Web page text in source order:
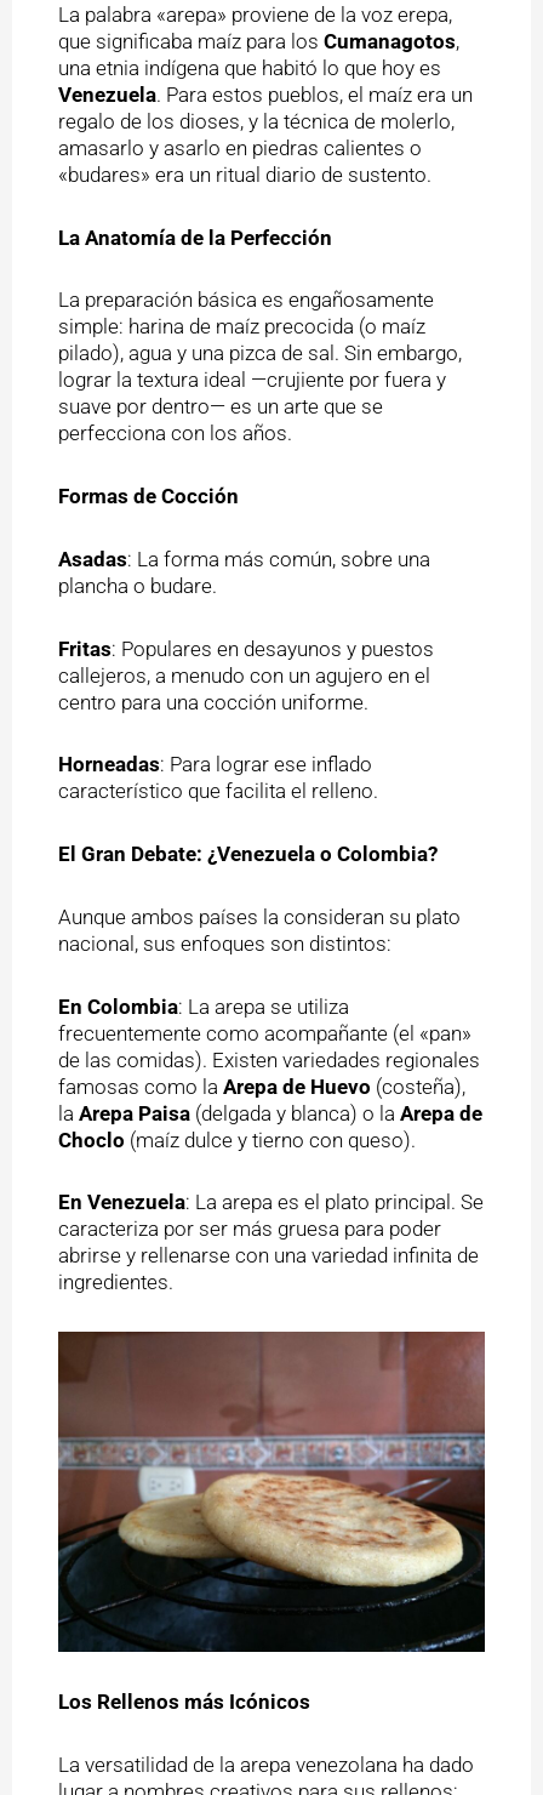
La palabra «arepa» proviene de la voz erepa,
que significaba maíz para los Cumanagotos,
una etnia indígena que habitó lo que hoy es
Venezuela. Para estos pueblos, el maíz era un
regalo de los dioses, y la técnica de molerlo,
amasarlo y asarlo en piedras calientes o
«budares» era un ritual diario de sustento.
La Anatomía de la Perfección
La preparación básica es engañosamente
simple: harina de maíz precocida (o maíz
pilado), agua y una pizca de sal. Sin embargo,
lograr la textura ideal —crujiente por fuera y
suave por dentro— es un arte que se
perfecciona con los años.
Formas de Cocción
Asadas: La forma más común, sobre una
plancha o budare.
Fritas: Populares en desayunos y puestos
callejeros, a menudo con un agujero en el
centro para una cocción uniforme.
Horneadas: Para lograr ese inflado
característico que facilita el relleno.
El Gran Debate: ¿Venezuela o Colombia?
Aunque ambos países la consideran su plato
nacional, sus enfoques son distintos:
En Colombia: La arepa se utiliza
frecuentemente como acompañante (el «pan»
de las comidas). Existen variedades regionales
famosas como la Arepa de Huevo (costeña),
la Arepa Paisa(delgada y blanca) o la Arepa de
Choclo (maíz dulce y tierno con queso).
En Venezuela: La arepa es el plato principal. Se
caracteriza por ser más gruesa para poder
abrirse y rellenarse con una variedad infinita de
ingredientes.
Los Rellenos más Icónicos
La versatilidad de la arepa venezolana ha dado